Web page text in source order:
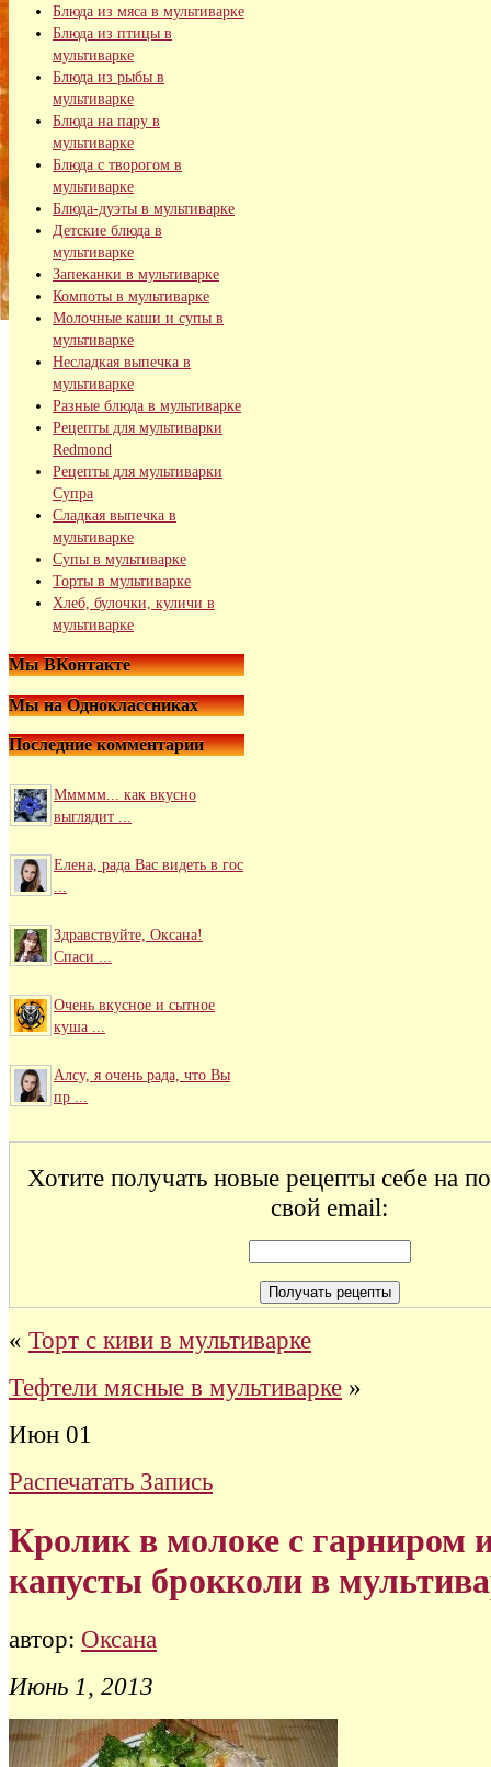
Блюда из мяса в мультиварке
Блюда из птицы в
мультиварке
Блюда из рыбы в
мультиварке
Блюда на пару в
мультиварке
Блюда с творогом в
мультиварке
Блюда-дуэты в мультиварке
Детские блюда в
мультиварке
Запеканки в мультиварке
Компоты в мультиварке
Молочные каши и супы в
мультиварке
Несладкая выпечка в
мультиварке
Разные блюда в мультиварке
Рецепты для мультиварки
Redmond
Рецепты для мультиварки
Супра
Сладкая выпечка в
мультиварке
Супы в мультиварке
Торты в мультиварке
Хлеб, булочки, куличи в
мультиварке
Мы ВКонтакте
Мы на Одноклассниках
Последние комментарии
Ммммм... как вкусно
выглядит ...
Елена, рада Вас видеть в гос
...
Здравствуйте, Оксана!
Спаси ...
Очень вкусное и сытное
куша ...
Алсу, я очень рада, что Вы
пр ...
Алсу, я практически всё
Хотите получать новые рецепты себе на
свой email:
« Торт с киви в мультиварке
Тефтели мясные в мультиварке »
Июн 01
Распечатать Запись
Кролик в молоке с гарниром
капусты брокколи в
автор: Оксана
Июнь 1, 2013